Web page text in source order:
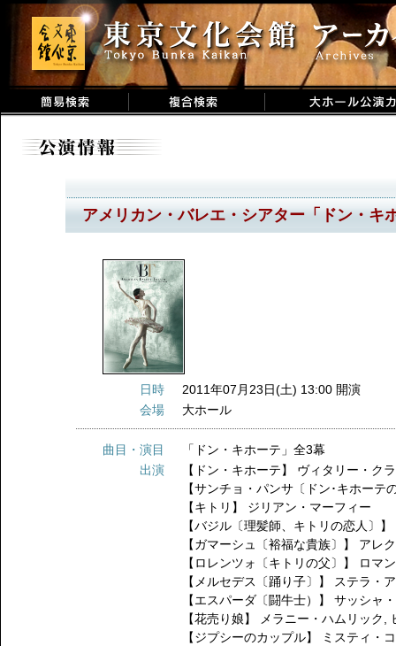
アメリカン・バレエ・シアター「ドン・キ
日時
2011年07月23日(土) 13:00 開演
会場
大ホール
曲目・演目
「ドン・キホーテ」全3幕
出演
【ドン・キホーテ】 ヴィタリー・ク
【サンチョ・パンサ〔ドン･キホーテ
【キトリ】 ジリアン・マーフィー
【バジル〔理髪師、キトリの恋人〕】
【ガマーシュ〔裕福な貴族〕】 アレ
【ロレンツォ〔キトリの父〕】
ロマ
【メルセデス〔踊り子〕】
ステラ・
【エスパーダ〔闘牛士）】サッシャ
【花売り娘】
メラニー・ハムリック
【ジプシーのカップル】
ミスティ・